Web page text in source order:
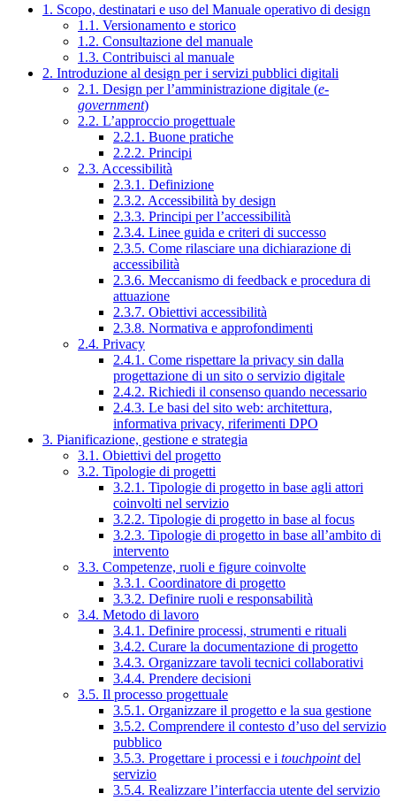
1. Scopo, destinatari e uso del Manuale operativo di design
1.1. Versionamento e storico
1.2. Consultazione del manuale
1.3. Contribuisci al manuale
2. Introduzione al design per i servizi pubblici digitali
2.1. Design per l’amministrazione digitale (e-
government)
2.2. L’approccio progettuale
2.2.1. Buone pratiche
2.2.2. Principi
2.3. Accessibilità
2.3.1. Definizione
2.3.2. Accessibilità by design
2.3.3. Principi per l’accessibilità
2.3.4. Linee guida e criteri di successo
2.3.5. Come rilasciare una dichiarazione di
accessibilità
2.3.6. Meccanismo di feedback e procedura di
attuazione
2.3.7. Obiettivi accessibilità
2.3.8. Normativa e approfondimenti
2.4. Privacy
2.4.1. Come rispettare la privacy sin dalla
progettazione di un sito o servizio digitale
2.4.2. Richiedi il consenso quando necessario
2.4.3. Le basi del sito web: architettura,
informativa privacy, riferimenti DPO
3. Pianificazione, gestione e strategia
3.1. Obiettivi del progetto
3.2. Tipologie di progetti
3.2.1. Tipologie di progetto in base agli attori
coinvolti nel servizio
3.2.2. Tipologie di progetto in base al focus
3.2.3. Tipologie di progetto in base all’ambito di
intervento
3.3. Competenze, ruoli e figure coinvolte
3.3.1. Coordinatore di progetto
3.3.2. Definire ruoli e responsabilità
3.4. Metodo di lavoro
3.4.1. Definire processi, strumenti e rituali
3.4.2. Curare la documentazione di progetto
3.4.3. Organizzare tavoli tecnici collaborativi
3.4.4. Prendere decisioni
3.5. Il processo progettuale
3.5.1. Organizzare il progetto e la sua gestione
3.5.2. Comprendere il contesto d’uso del servizio
pubblico
3.5.3. Progettare i processi e i touchpointdel
servizio
3.5.4. Realizzare l’interfaccia utente del servizio